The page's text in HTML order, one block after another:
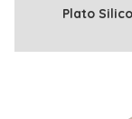
Plato